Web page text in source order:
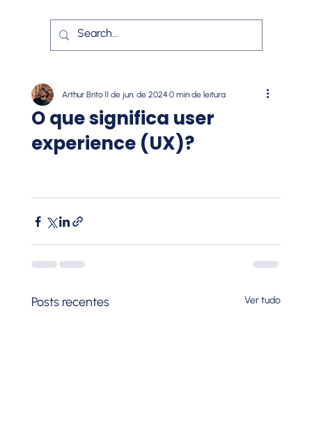
O que significa user
experience (UX)?
Arthur Brito11 de jun. de 20240 min de leitura
Posts recentes Ver tudo